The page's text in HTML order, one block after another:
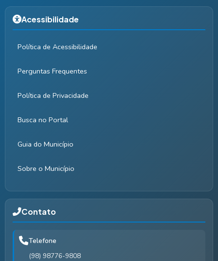
Acessibilidade
Política de Acessibilidade
Perguntas Frequentes
Política de Privacidade
Busca no Portal
Guia do Município
Sobre o Município
Contato
Telefone
(98) 98776-9808